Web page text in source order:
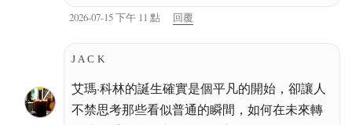
2026-07-15 下午 11 點 回覆
JACK
艾瑪·科林的誕生確實是個平凡的開始，卻讓人
不禁思考那些看似普通的瞬間，如何在未來轉